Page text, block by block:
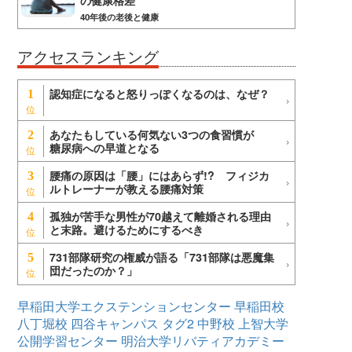
40年後の老後と健康
アクセスランキング
1 認知症になると怒りっぽくなるのは、なぜ？
2
あなたもしている何気ない3つの食習慣が
糖尿病への早道となる
3
腰痛の原因は「腰」にはあらず!? フィジカ
ルトレーナーが教える腰痛対策
4
孤独が苦手な男性が70越えて離婚される理由
と末路。避けるためにするべき
5
731部隊研究の権威が語る「731部隊は悪魔集
団だったのか？」
早稲田大学エクステンションセンター 早稲田校
八丁堀校 四谷キャンパス タグ2 中野校 上智大学
公開学習センター 明治大学リバティアカデミー